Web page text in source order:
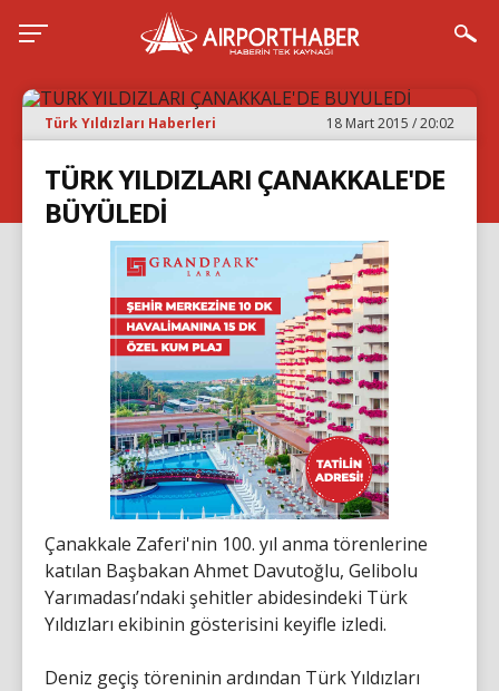
Türk Yıldızları Haberleri 18 Mart 2015 / 20:02
TÜRK YILDIZLARI ÇANAKKALE'DE
BÜYÜLEDİ
Çanakkale Zaferi'nin 100. yıl anma törenlerine
katılan Başbakan Ahmet Davutoğlu, Gelibolu
Yarımadası’ndaki şehitler abidesindeki Türk
Yıldızları ekibinin gösterisini keyifle izledi.
Deniz geçiş töreninin ardından Türk Yıldızları